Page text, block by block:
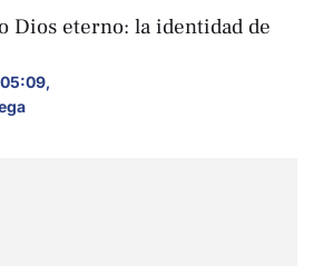
Dios eterno: la identidad de
,